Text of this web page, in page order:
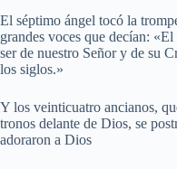
El séptimo ángel tocó la
grandes voces que decían:
ser de nuestro Señor y de su
los siglos.»
Y los veinticuatro ancianos,
tronos delante de Dios, se
adoraron a Dios